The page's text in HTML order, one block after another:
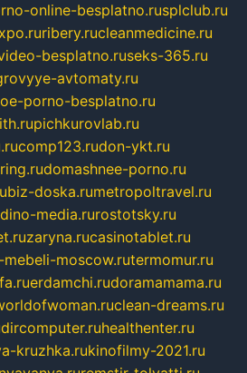
online-besplatno.rusplclub.ru
ribery.rucleanmedicine.ru
besplatno.ruseks-365.ru
avtomaty.ru
porno-besplatno.ru
pichkurovlab.ru
comp123.rudon-ykt.ru
domashnee-porno.ru
biz-doska.rumetropoltravel.ru
media.rurostotsky.ru
zaryna.rucasinotablet.ru
moscow.rutermomur.ru
erdamchi.rudoramamama.ru
clean-dreams.ru
dircomputer.ruhealthenter.ru
kruzhka.rukinofilmy-2021.ru